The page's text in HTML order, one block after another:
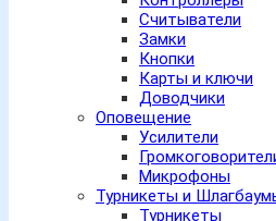
Считыватели
Замки
Кнопки
Карты и ключи
Доводчики
Оповещение
Усилители
Микрофоны
Турникеты и
Турникеты